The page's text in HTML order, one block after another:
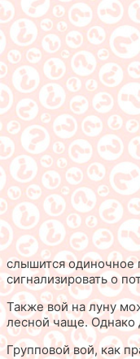
слышится одиночное
сигнализировать о
Также вой на луну
лесной чаще. Однако
Групповой вой, как